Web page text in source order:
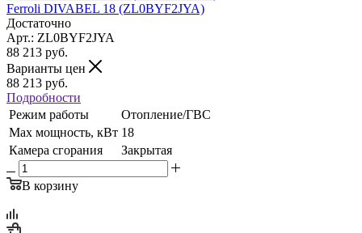
Ferroli DIVABEL 18 (ZL0BYF2JYA)
Достаточно
Арт.: ZL0BYF2JYA
88 213 руб.
Варианты цен
88 213 руб.
Подробности
Режим работы
Отопление/ГВС
Max мощность, кВт 18
Камера сгорания
Закрытая
В корзину